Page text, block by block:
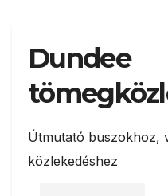
Dundee
Útmutató buszokhoz,
közlekedéshez